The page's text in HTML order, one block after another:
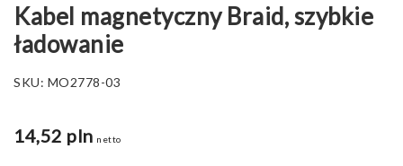
Kabel magnetyczny Braid, szybkie
ładowanie
SKU: MO2778-03
14,52 pln netto